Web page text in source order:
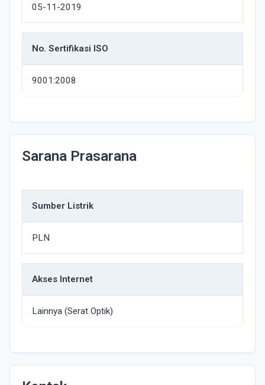
05-11-2019
No. Sertifikasi ISO
9001:2008
Sarana Prasarana
Sumber Listrik
PLN
Akses Internet
Lainnya (Serat Optik)